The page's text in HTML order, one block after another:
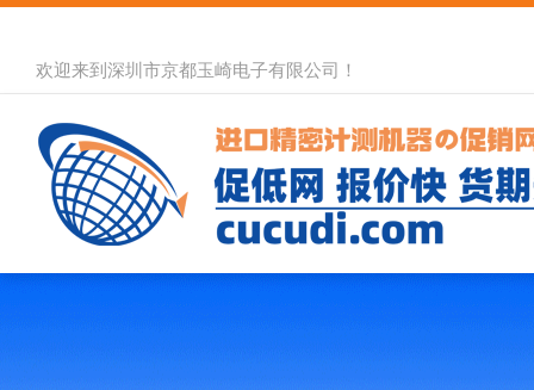
欢迎来到深圳市京都玉崎电子有限公司！